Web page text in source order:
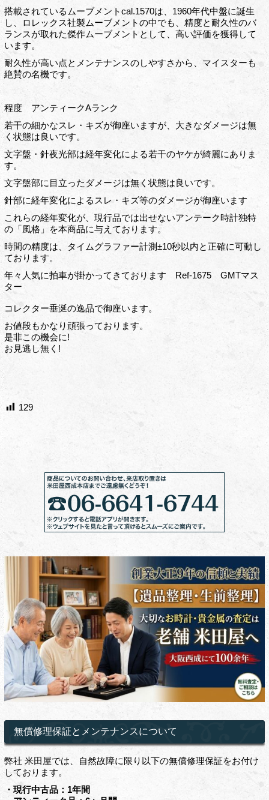
搭載されているムーブメントcal.1570は、1960年代中盤に誕生
し、ロレックス社製ムーブメントの中でも、精度と耐久性のバ
ランスが取れた傑作ムーブメントとして、高い評価を獲得して
います。
耐久性が高い点とメンテナンスのしやすさから、マイスターも
絶賛の名機です。
程度 アンティークAランク
若干の細かなスレ・キズが御座いますが、大きなダメージは無
く状態は良いです。
文字盤・針夜光部は経年変化による若干のヤケが綺麗にありま
す。
文字盤部に目立ったダメージは無く状態は良いです。
針部に経年変化によるスレ・キズ等のダメージが御座います
これらの経年変化が、現行品では出せないアンテーク時計独特
の「風格」を本商品に与えております。
時間の精度は、タイムグラファー計測±10秒以内と正確に可動し
ております。
年々人気に拍車が掛かってきております Ref-1675 GMTマス
ター
コレクター垂涎の逸品で御座います。
お値段もかなり頑張っております。
是非この機会に!
お見逃し無く!
129
無償修理保証とメンテナンスについて
弊社 米田屋では、自然故障に限り以下の無償修理保証をお付け
しております。
・現行中古品：1年間